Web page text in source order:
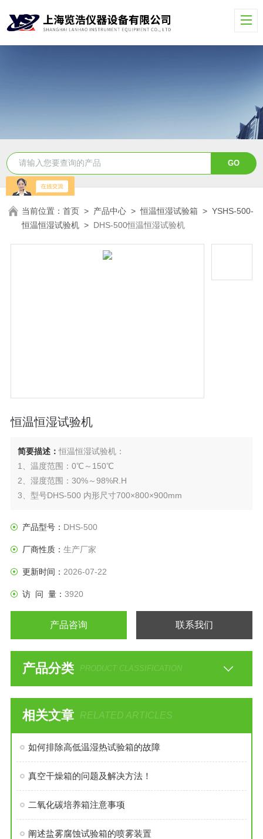
当前位置：首页 > 产品中心 >恒温恒湿试验箱 >YSHS-500-
恒温恒湿试验机 > DHS-500恒温恒湿试验机
恒温恒湿试验机
简要描述：恒温恒湿试验机：
1、温度范围：0℃～150℃
2、湿度范围：30%～98%R.H
3、型号DHS-500 内形尺寸700×800×900mm
适用于电子电工、航空航天、汽车摩托车、科研单位、高等院
温、恒温及湿热环境下贮存和使用时的适应性试验，检测其各
性能指标。
产品型号： DHS-500
厂商性质： 生产厂家
更新时间： 2026-07-22
访 问 量： 3920
产品咨询 联系我们
产品分类 PRODUCT CLASSIFICATION
相关文章 RELATED ARTICLES
如何排除高低温湿热试验箱的故障
真空干燥箱的问题及解决方法！
二氧化碳培养箱注意事项
阐述盐雾腐蚀试验箱的喷雾装置